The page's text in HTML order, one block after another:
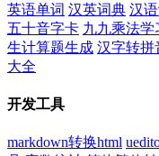
英语单词 汉英词典 汉
五十音字卡 九九乘法学
生计算题生成 汉字转拼
大全
开发工具
markdown转换html